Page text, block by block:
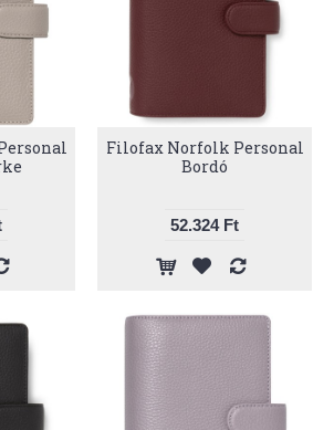
Filofax Norfolk Personal
Bordó
52.324 Ft